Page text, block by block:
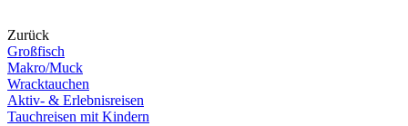
Zurück
Großfisch
Makro/Muck
Wracktauchen
Aktiv- & Erlebnisreisen
Tauchreisen mit Kindern